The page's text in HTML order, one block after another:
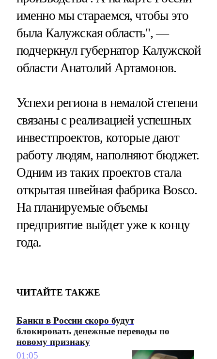
именно мы стараемся, чтобы это
была Калужская область", —
подчеркнул губернатор Калужской
области Анатолий Артамонов.
Успехи региона в немалой степени
связаны с реализацией успешных
инвестпроектов, которые дают
работу людям, наполняют бюджет.
Одним из таких проектов стала
открытая швейная фабрика Bosco.
На планируемые объемы
предприятие выйдет уже к концу
года.
ЧИТАЙТЕ ТАКЖЕ
Банки в России скоро будут
блокировать денежные переводы по
новому признаку
01:05